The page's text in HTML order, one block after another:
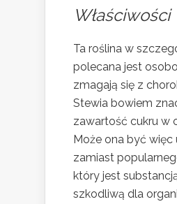
Właściwości
Ta roślina w
polecana jest
zmagają się z
Stewia bowiem
zawartość cukru w
Może ona być więc
zamiast
który jest
szkodliwą dla